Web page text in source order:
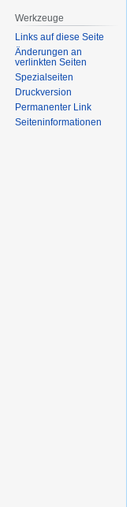
Werkzeuge
Links auf diese Seite
Änderungen an
verlinkten Seiten
Spezialseiten
Druckversion
Permanenter Link
Seiten­informationen